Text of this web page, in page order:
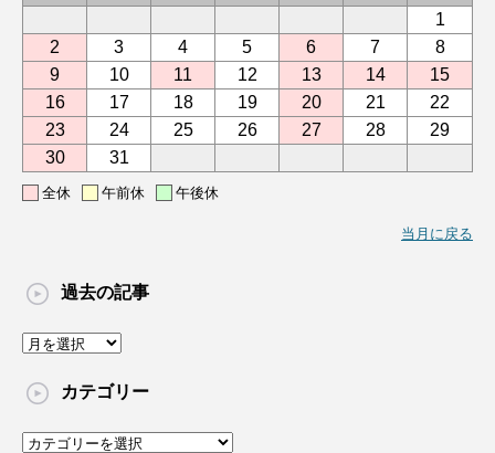
1
2
3 4 5 6 7
8
9
10 11 12 13 14
15
16
17 18 19 20 21
22
23
24 25 26 27 28
29
30
31
全休 午前休 午後休
当月に戻る
過去の記事
過
の
事
カテゴリー
カ